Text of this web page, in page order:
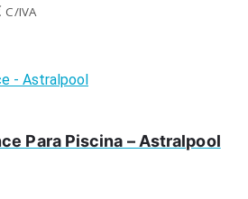
C/IVA
Para Piscina – Astralpool